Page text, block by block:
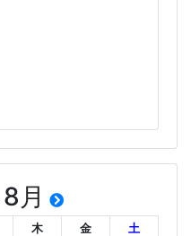
8月
木 金
土